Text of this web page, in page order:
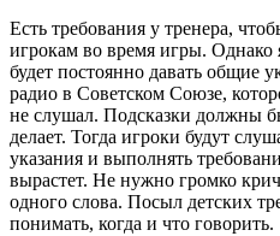
Есть требования у тренера,
игрокам во время игры. Однако
будет постоянно давать общие
радио в Советском Союзе,
не слушал. Подсказки должны
делает. Тогда игроки будут
указания и выполнять
вырастет. Не нужно громко
одного слова. Посыл детских
понимать, когда и что говорить.